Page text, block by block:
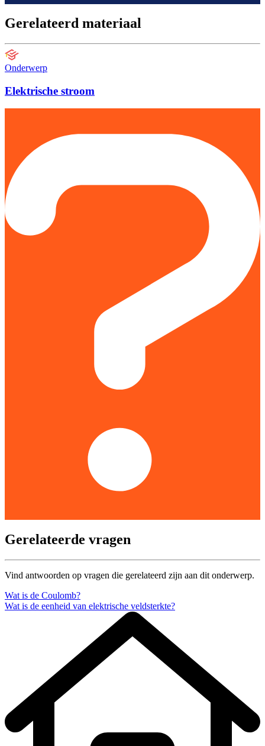
Gerelateerd materiaal
Onderwerp
Elektrische stroom
Gerelateerde vragen
Vind antwoorden op vragen die gerelateerd zijn aan dit onderwerp.
Wat is de Coulomb?
Wat is de eenheid van elektrische veldsterkte?